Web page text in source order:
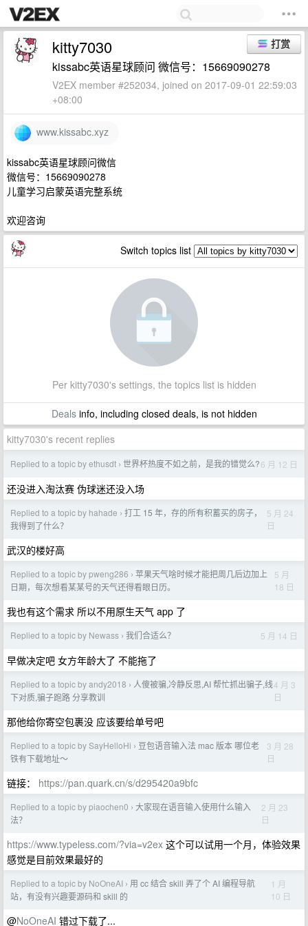
打赏
kitty7030
kissabc英语星球顾问 微信号：15669090278
V2EX member #252034, joined on 2017-09-01 22:59:03
+08:00
www.kissabc.xyz
kissabc英语星球顾问微信
微信号：15669090278
儿童学习启蒙英语完整系统
欢迎咨询
Switch topics list
Per kitty7030's settings, the topics list is hidden
Dealsinfo, including closed deals, is not hidden
kitty7030's recent replies
Replied to a topic by ethusdt › 世界杯热度不如之前，是我的错觉么?6 月 12 日
还没进入淘汰赛 伪球迷还没入场
Replied to a topic by hahade › 打工 15 年，存的所有积蓄买的房子，
我得到了什么？
5 月 24
日
武汉的楼好高
Replied to a topic by pweng286 › 苹果天气啥时候才能把周几后边加上
日期，每次想看某某号的天气还得看眼日历。
5 月
18 日
我也有这个需求 所以不用原生天气 app 了
Replied to a topic by Newass › 我们合适么？ 5 月 14 日
早做决定吧 女方年龄大了 不能拖了
Replied to a topic by andy2018 › 人傻被骗,冷静反思,AI 帮忙抓出骗子,线
下对质,骗子跑路 分享教训
4 月 3
日
那他给你寄空包裹没 应该要给单号吧
Replied to a topic by SayHelloHi › 豆包语音输入法 mac 版本 哪位老
铁有下载地址～
3 月 28
日
链接： https://pan.quark.cn/s/d295420a9bfc
Replied to a topic by piaochen0 › 大家现在语音输入使用什么输入
法？
2 月 23
日
https://www.typeless.com/?via=v2ex 这个可以试用一个月，体验效果
感觉是目前效果最好的
Replied to a topic by NoOneAI › 用 cc 结合 skill 弄了个 AI 编程导航
站，有没有兴趣要源码和 skill 的
1 月
10 日
@NoOneAI 错过下载了...